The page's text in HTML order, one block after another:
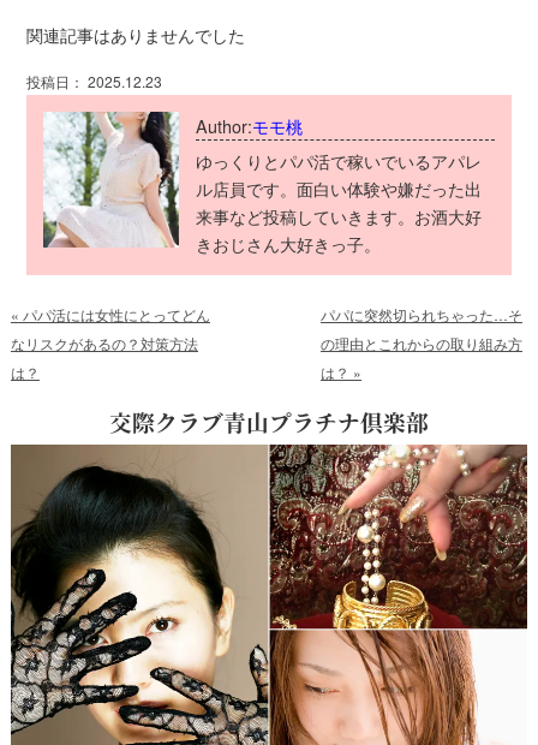
関連記事はありませんでした
投稿日： 2025.12.23
Author:モモ桃
ゆっくりとパパ活で稼いでいるアパレ
ル店員です。面白い体験や嫌だった出
来事など投稿していきます。お酒大好
きおじさん大好きっ子。
« パパ活には女性にとってどん
なリスクがあるの？対策方法
は？
パパに突然切られちゃった…そ
の理由とこれからの取り組み方
は？ »
交際クラブ青山プラチナ倶楽部